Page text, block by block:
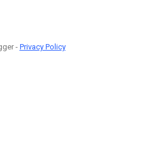
-Privacy Policy